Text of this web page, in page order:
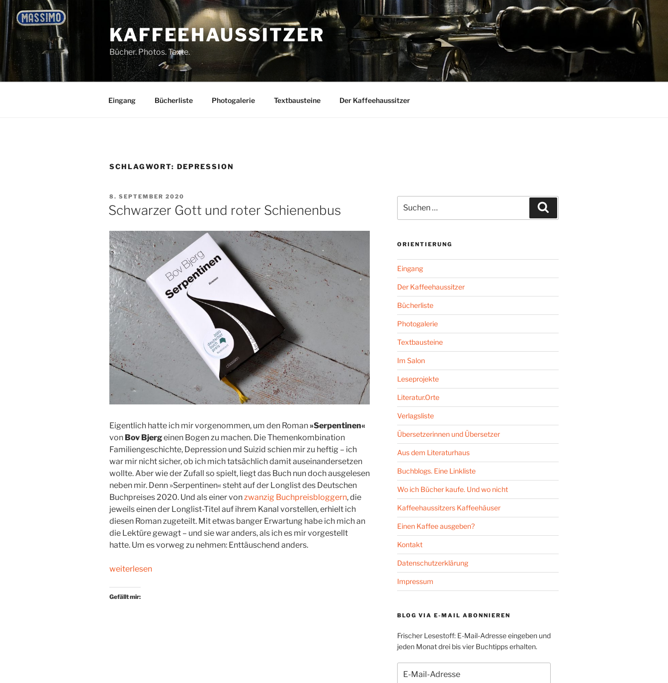
Zum
Inhalt
springen
KAFFEEHAUSSITZER
Bücher. Photos. Texte.
Eingang Bücherliste Photogalerie Textbausteine Der Kaffeehaussitzer
SCHLAGWORT: DEPRESSION
VERÖFFENTLICHT
AM
8. SEPTEMBER 2020
Schwarzer Gott und roter Schienenbus
Eigentlich hatte ich mir vorgenommen, um den Roman »Serpentinen«
von Bov Bjergeinen Bogen zu machen. Die Themenkombination
Familiengeschichte, Depression und Suizid schien mir zu heftig – ich
war mir nicht sicher, ob ich mich tatsächlich damit auseinandersetzen
wollte. Aber wie der Zufall so spielt, liegt das Buch nun doch ausgelesen
neben mir. Denn »Serpentinen« steht auf der Longlist des Deutschen
Buchpreises 2020. Und als einer vonzwanzig Buchpreisbloggern, die
jeweils einen der Longlist-Titel auf ihrem Kanal vorstellen, erhielt ich
diesen Roman zugeteilt. Mit etwas banger Erwartung habe ich mich an
die Lektüre gewagt – und sie war anders, als ich es mir vorgestellt
hatte. Um es vorweg zu nehmen: Enttäuschend anders.
„Schwarzer
und
weiterlesen
Gefällt mir:
nach:
ORIENTIERUNG
Eingang
Der Kaffeehaussitzer
Bücherliste
Photogalerie
Textbausteine
Im Salon
Leseprojekte
Literatur.Orte
Verlagsliste
Übersetzerinnen und Übersetzer
Aus dem Literaturhaus
Buchblogs. Eine Linkliste
Wo ich Bücher kaufe. Und wo nicht
Kaffeehaussitzers Kaffeehäuser
Einen Kaffee ausgeben?
Kontakt
Datenschutzerklärung
Impressum
BLOG VIA E-MAIL ABONNIEREN
Frischer Lesestoff: E-Mail-Adresse eingeben und
jeden Monat drei bis vier Buchtipps erhalten.
Mail-